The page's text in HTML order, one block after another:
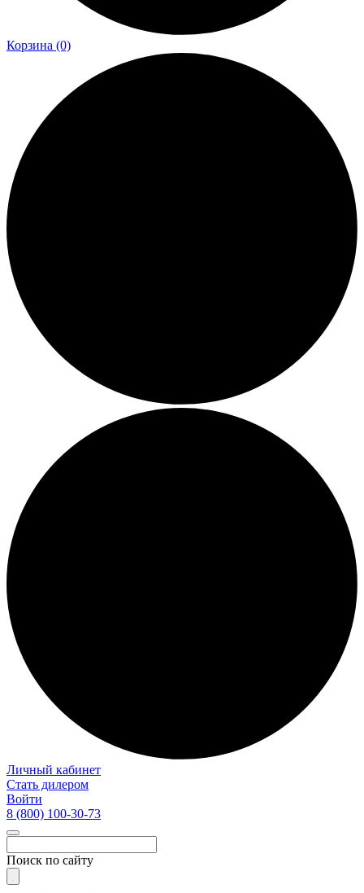
Корзина (0)
Личный кабинет
Стать дилером
Войти
8 (800) 100-30-73
Поиск по сайту